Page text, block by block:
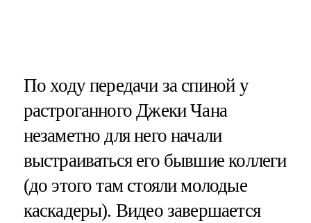
По ходу передачи за спиной у
растроганного Джеки Чана
незаметно для него начали
выстраиваться его бывшие коллеги
(до этого там стояли молодые
каскадеры). Видео завершается